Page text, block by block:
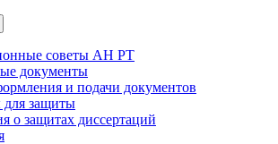
советы АН РТ
документы
и подачи документов
защиты
о защитах диссертаций